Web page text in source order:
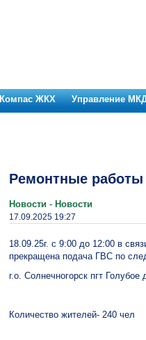
Компас ЖКХ Управление
Ремонтные работы
Новости - Новости
17.09.2025 19:27
18.09.25г. с 9:00 до 12:00 в
прекращена подача ГВС по
г.о. Солнечногорск пгт Голубое
Количество жителей- 240 чел